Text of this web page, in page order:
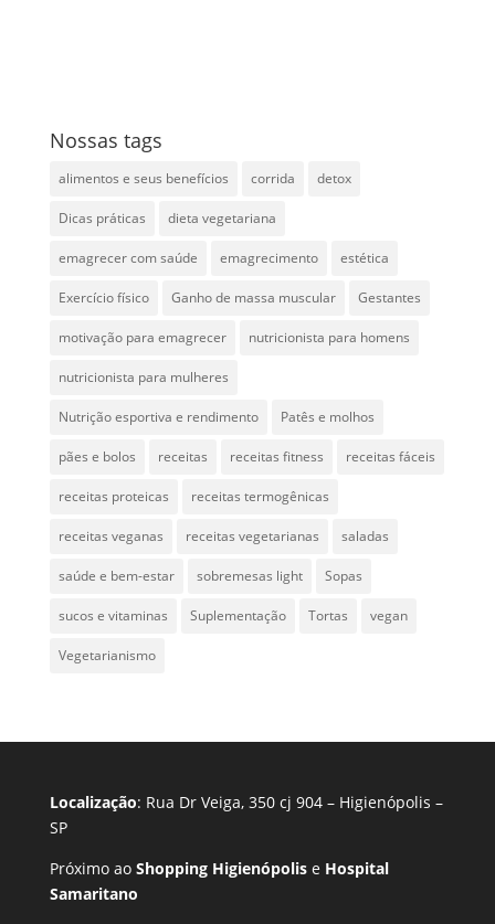
Nossas tags
alimentos e seus benefícios corrida detox
Dicas práticas dieta vegetariana
emagrecer com saúde emagrecimento estética
Exercício físico Ganho de massa muscular Gestantes
motivação para emagrecer nutricionista para homens
nutricionista para mulheres
Nutrição esportiva e rendimento Patês e molhos
pães e bolos receitas receitas fitness receitas fáceis
receitas proteicas receitas termogênicas
receitas veganas receitas vegetarianas saladas
saúde e bem-estar sobremesas light Sopas
sucos e vitaminas Suplementação Tortas vegan
Vegetarianismo
Localização: Rua Dr Veiga, 350 cj 904 – Higienópolis –
SP
Próximo ao Shopping Higienópolise Hospital
Samaritano